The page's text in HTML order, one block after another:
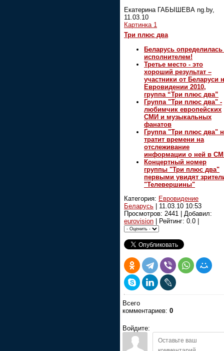
Екатерина ГАБЫШЕВА ng.by,
11.03.10
Картинка 1
Три плюс два
Беларусь определилась
исполнителем!
Третье место - это
хороший результат –
участники от Беларуси
Евровидении 2010,
группа “Три плюс два”
Группа "Три плюс два" -
любимчик европейских
СМИ и музыкальных
фанатов
Группа "Три плюс два"
тратит времени на
отслеживание
информации о ней в
Концертный номер
группы "Три плюс два"
первыми увидят
"Телевершины"
Категория: Евровидение
Беларусь
11.03.10 10:53
Просмотров: 2441 | Добавил:
eurovision | Рейтинг: 0.0 |
Всего
комментариев: 0
Войдите: